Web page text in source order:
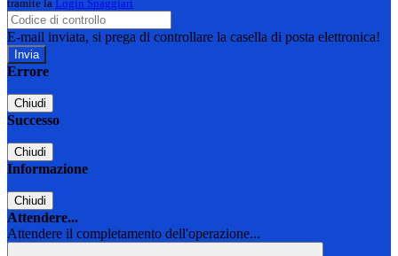
tramite la Login Spaggiari
E-mail inviata, si prega di controllare la casella di posta elettronica!
Errore
Chiudi
Successo
Chiudi
Informazione
Chiudi
Attendere...
Attendere il completamento dell'operazione...